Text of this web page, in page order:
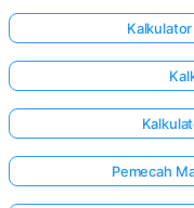
Pemecah